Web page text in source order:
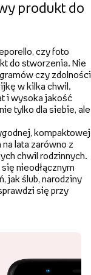
produkt do
czy foto
do stworzenia. Nie
czy zdolności
w kilka chwil.
i wysoka jakość
tylko dla siebie, ale
kompaktowej
lata zarówno z
chwil rodzinnych.
nieodłącznym
jak ślub, narodziny
się przy